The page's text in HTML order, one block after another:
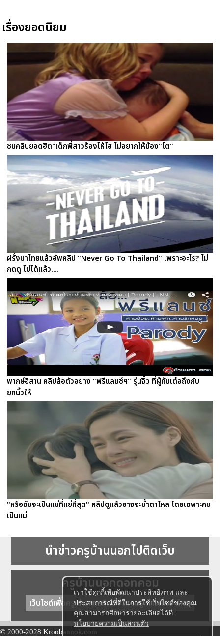
เราใช้คุกกี้เพื่อพัฒนาประสิทธิภาพ และ
ประสบการณ์ที่ดีในการใช้เว็บไซต์ของคุณ
คุณสามารถศึกษารายละเอียดได้ที่ :
นโยบายความเป็นส่วนตัว
เรื่องยอดนิยม
ชมคลิปยอดฮิต"เด็กพี่สาวร้องไห้โฮ ไม่อยากให้น้อง"โต"
ฝรั่งมาไทยแล้วอัพคลิป "Never Go To Thailand" เพราะอะไร? ไม่
กดดู ไม่ได้แล้ว....
พากษ์อีสาน คลิปล้อตัวอย่าง "ฟรีแลนซ์ฯ" รุ่นจิ๋ว ที่ผู้กับเต๋อถึงกับ
ยกนิ้วให้
"หรือฉันจะเป็นแม่ที่แย่ที่สุด" คลิปดูแล้วอาจจะน้ำตาไหล โดยเฉพาะคน
เป็นแม่
นำข่าวครูบ้านนอกไปติดเว็บ
ครูบ้านนอกดอทคอม
เว็บไซต์เพื่อครู ข่าวการศึกษา ความรู้ การศึกษาไทย
© 2000-2028 Kroobannok.com